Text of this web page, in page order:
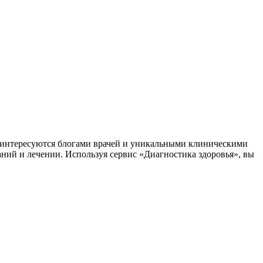
блогами врачей и уникальными клиническими
и лечении. Используя сервис «Диагностика здоровья», вы